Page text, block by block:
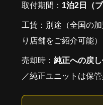
取付期間： 1泊2日（
工賃：別途（全国の
り店舗をご紹介可能）
売却時： 純正への戻
／純正ユニットは保管